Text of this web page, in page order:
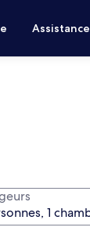
Assistance